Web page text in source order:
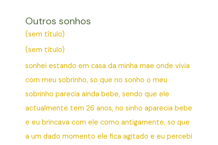
Outros sonhos
(sem título)
(sem título)
sonhei estando em casa da minha mae onde vivia
com meu sobrinho, so que no sonho o meu
sobrinho parecia ainda bebe, sendo que ele
actualmente tem 26 anos, no sinho aparecia bebe
e eu brincava com ele como antigamente, so que
a um dado momento ele fica agitado e eu percebi